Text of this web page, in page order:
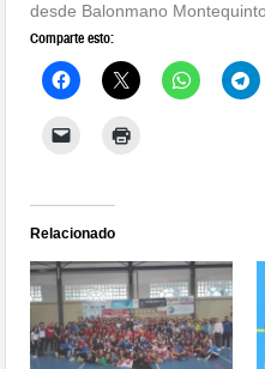
desde Balonmano Montequinto.
Comparte esto:
Relacionado